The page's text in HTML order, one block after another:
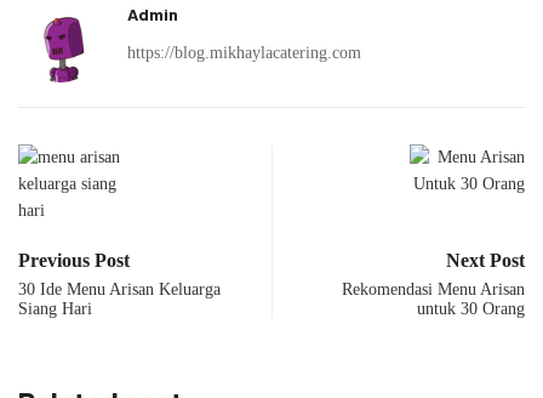
Admin
https://blog.mikhaylacatering.com
Previous Post
30 Ide Menu Arisan Keluarga
Siang Hari
Next Post
Rekomendasi Menu Arisan
untuk 30 Orang